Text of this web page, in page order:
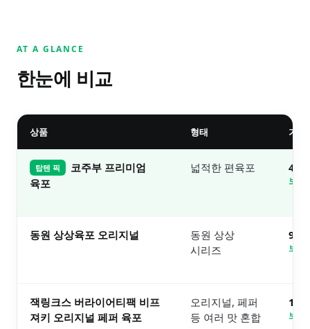
AT A GLANCE
한눈에 비교
상품 형태 가격
탑텐 픽
코주부 프리미엄
육포
넓적한 편육포 4.7
보러
동원 상상육포 오리지널
동원 상상
시리즈
9천
보러
잭링크스 버라이어티팩 비프
져키 오리지널 페퍼 육포
오리지널, 페퍼
등 여러 맛 혼합
1.4
보러